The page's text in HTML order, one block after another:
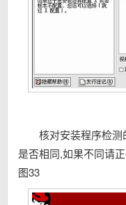
核对安装程序检
是否相同,如果不同请
图33